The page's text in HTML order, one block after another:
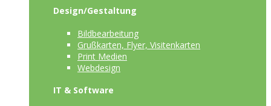
Design/Gestaltung
Bildbearbeitung
Grußkarten, Flyer, Visitenkarten
Print Medien
Webdesign
IT & Software